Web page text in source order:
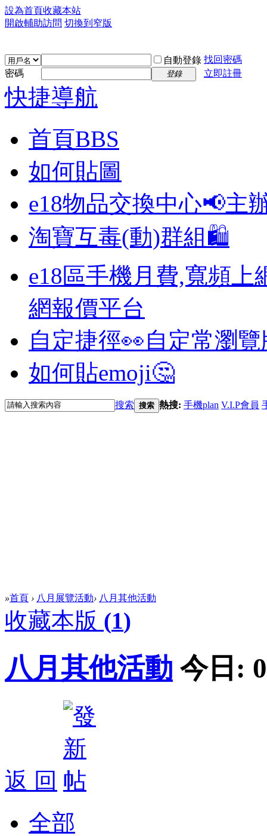
設為首頁收藏本站
開啟輔助訪問 切換到窄版
自動登錄 找回密碼
密碼
登錄 立即註冊
快捷導航
首頁BBS
如何貼圖
e18物品交換中心📢主
淘寶互毒(動)群組🛍️
e18區手機月費,寬頻上
網報價平台
自定捷徑👀自定常瀏
如何貼emoji🤔
搜索 搜索 熱搜: 手機plan V.I.P會員
»首頁 › 八月展覽活動› 八月其他活動
收藏本版 (1)
八月其他活動 今日: 0
返 回
全部